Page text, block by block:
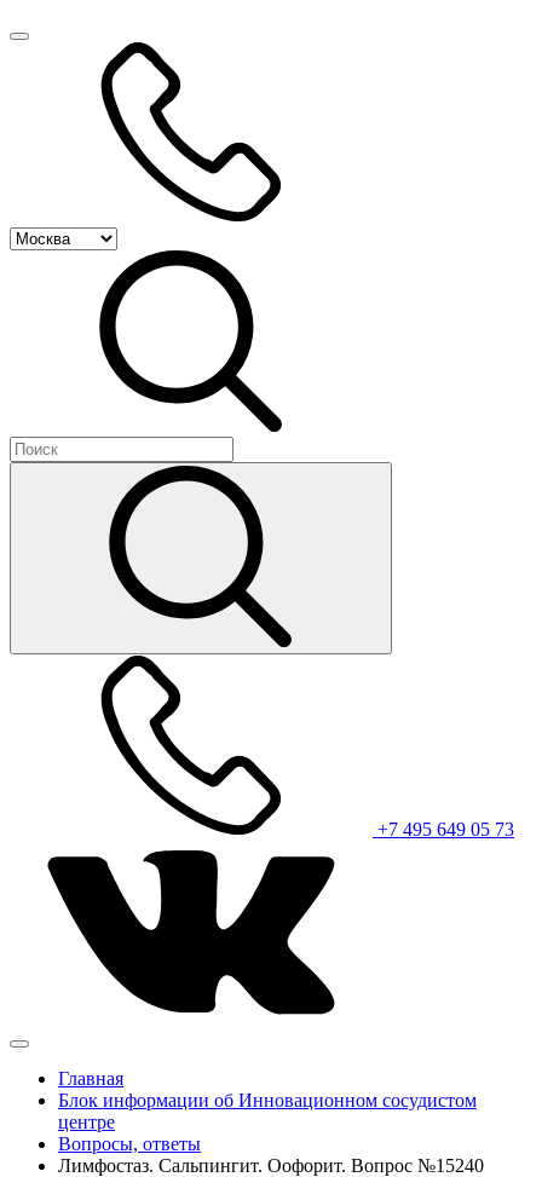
+7 495 649 05 73
Главная
Блок информации об Инновационном сосудистом
центре
Вопросы, ответы
Лимфостаз. Сальпингит. Оофорит. Вопрос №15240